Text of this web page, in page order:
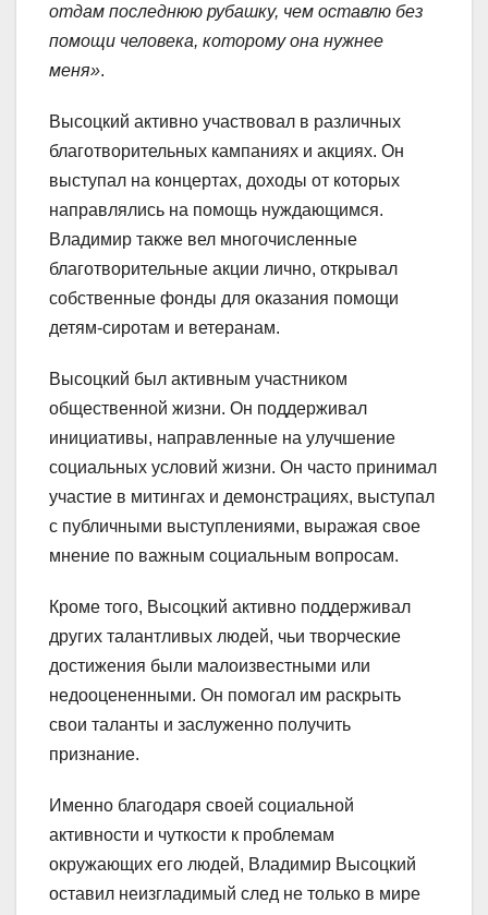
отдам последнюю рубашку, чем оставлю без
помощи человека, которому она нужнее
меня».
Высоцкий активно участвовал в различных
благотворительных кампаниях и акциях. Он
выступал на концертах, доходы от которых
направлялись на помощь нуждающимся.
Владимир также вел многочисленные
благотворительные акции лично, открывал
собственные фонды для оказания помощи
детям-сиротам и ветеранам.
Высоцкий был активным участником
общественной жизни. Он поддерживал
инициативы, направленные на улучшение
социальных условий жизни. Он часто принимал
участие в митингах и демонстрациях, выступал
с публичными выступлениями, выражая свое
мнение по важным социальным вопросам.
Кроме того, Высоцкий активно поддерживал
других талантливых людей, чьи творческие
достижения были малоизвестными или
недооцененными. Он помогал им раскрыть
свои таланты и заслуженно получить
признание.
Именно благодаря своей социальной
активности и чуткости к проблемам
окружающих его людей, Владимир Высоцкий
оставил неизгладимый след не только в мире